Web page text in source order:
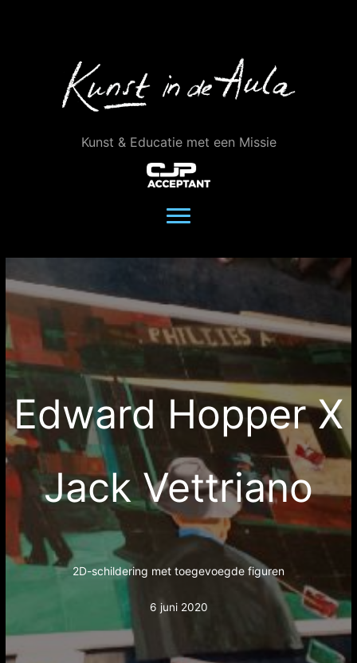
Kunst & Educatie met een Missie
Edward Hopper X
Jack Vettriano
2D-schildering met toegevoegde figuren
6 juni 2020